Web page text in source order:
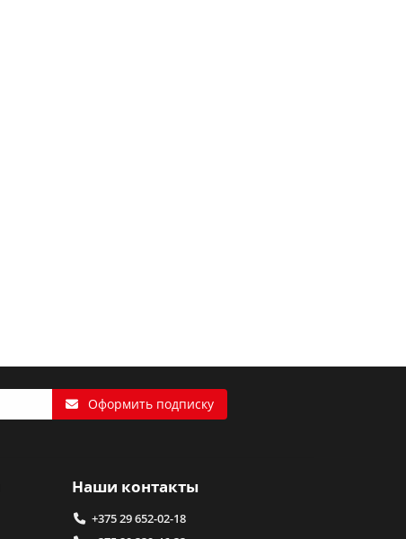
Оформить подписку
Наши контакты
+375 29 652-02-18